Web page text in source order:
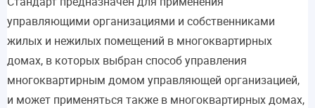
управляющими организациями и собственниками
жилых и нежилых помещений в многоквартирных
домах, в которых выбран способ управления
многоквартирным домом управляющей организацией,
и может применяться также в многоквартирных домах,